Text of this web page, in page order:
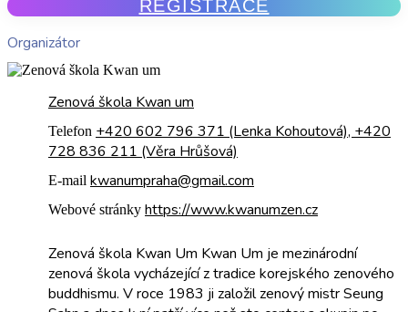
REGISTRACE
Organizátor
Zenová škola Kwan um
Telefon +420 602 796 371 (Lenka Kohoutová), +420
728 836 211 (Věra Hrůšová)
E-mail kwanumpraha@gmail.com
Webové stránky https://www.kwanumzen.cz
Zenová škola Kwan Um Kwan Um je mezinárodní
zenová škola vycházející z tradice korejského zenového
buddhismu. V roce 1983 ji založil zenový mistr Seung